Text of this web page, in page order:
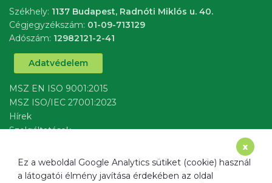
x
Ez a weboldal Google Analytics sütiket (cookie) használ
a látogatói élmény javítása érdekében az oldal
Székhely: 1137 Budapest, Radnóti Miklós u. 40.
Cégjegyzékszám: 01-09-713129
Adószám: 12982121-2-41
Adatvédelem
MSZ EN ISO 9001:2015
MSZ ISO/IEC 27001:2023
Hírek
Szolgáltatások